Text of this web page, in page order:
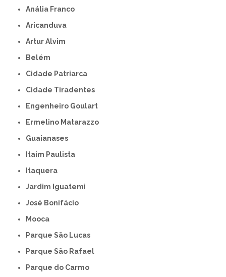
Anália Franco
Aricanduva
Artur Alvim
Belém
Cidade Patriarca
Cidade Tiradentes
Engenheiro Goulart
Ermelino Matarazzo
Guaianases
Itaim Paulista
Itaquera
Jardim Iguatemi
José Bonifácio
Mooca
Parque São Lucas
Parque São Rafael
Parque do Carmo